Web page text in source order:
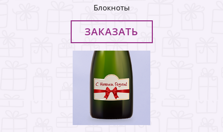
Блокноты
ЗАКАЗАТЬ